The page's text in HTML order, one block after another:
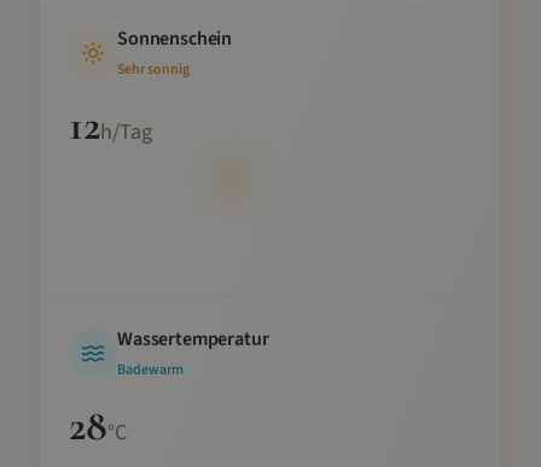
Sonnenschein
Sehr sonnig
12h/Tag
Wassertemperatur
Badewarm
28°C